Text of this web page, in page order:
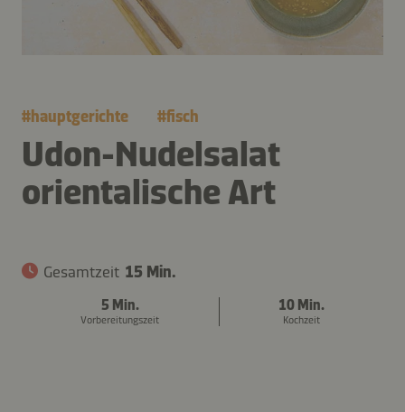
#hauptgerichte #fisch
Udon-Nudelsalat
orientalische Art
Gesamtzeit 15 Min.
5 Min.
Vorbereitungszeit
10 Min.
Kochzeit